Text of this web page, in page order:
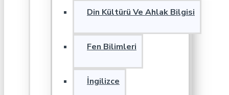
Din Kültürü Ve Ahlak Bilgisi
Fen Bilimleri
İngilizce